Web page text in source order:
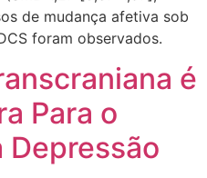
de mudança afetiva sob
foram observados.
é
Para o